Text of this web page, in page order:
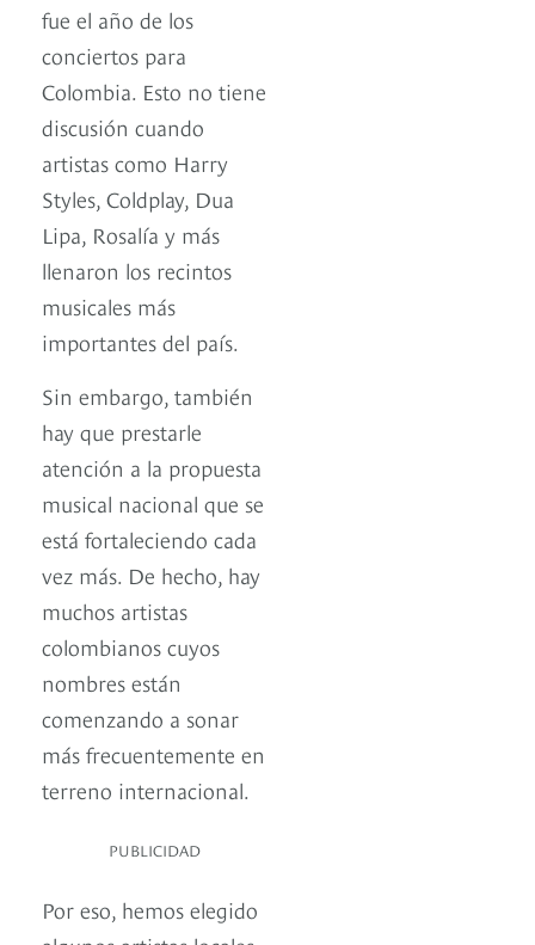
fue el año de los
conciertos para
Colombia. Esto no tiene
discusión cuando
artistas como Harry
Styles, Coldplay, Dua
Lipa, Rosalía y más
llenaron los recintos
musicales más
importantes del país.
Sin embargo, también
hay que prestarle
atención a la propuesta
musical nacional que se
está fortaleciendo cada
vez más. De hecho, hay
muchos artistas
colombianos cuyos
nombres están
comenzando a sonar
más frecuentemente en
terreno internacional.
PUBLICIDAD
Por eso, hemos elegido